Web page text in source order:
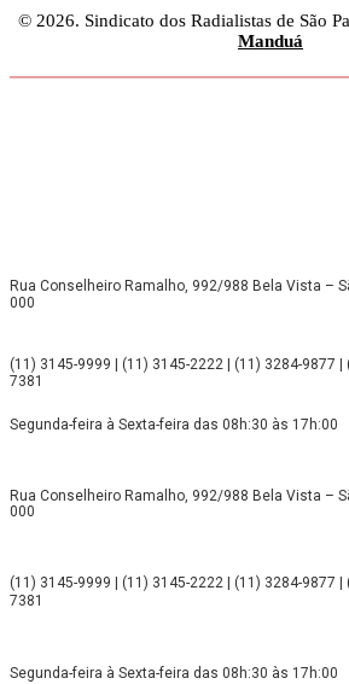
© 2026. Sindicato dos Radialistas de São
Manduá
Rua Conselheiro Ramalho, 992/988 Bela Vista –
000
(11) 3145-9999 | (11) 3145-2222 | (11) 3284-9877
7381
Segunda-feira à Sexta-feira das 08h:30 às 17h:00
Rua Conselheiro Ramalho, 992/988 Bela Vista –
000
(11) 3145-9999 | (11) 3145-2222 | (11) 3284-9877
7381
Segunda-feira à Sexta-feira das 08h:30 às 17h:00